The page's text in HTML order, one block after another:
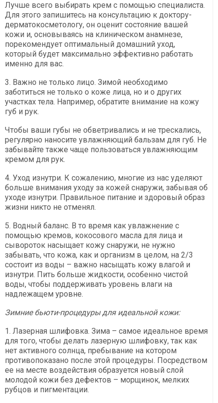
Лучше всего выбирать крем с помощью специалиста.
Для этого запишитесь на консультацию к доктору-
дерматокосметологу, он оценит состояние вашей
кожи и, основываясь на клиническом анамнезе,
порекомендует оптимальный домашний уход,
который будет максимально эффективно работать
именно для вас.
3. Важно не только лицо. Зимой необходимо
заботиться не только о коже лица, но и о других
участках тела. Например, обратите внимание на кожу
губ и рук.
Чтобы ваши губы не обветривались и не трескались,
регулярно наносите увлажняющий бальзам для губ. Не
забывайте также чаще пользоваться увлажняющим
кремом для рук.
4. Уход изнутри. К сожалению, многие из нас уделяют
больше внимания уходу за кожей снаружи, забывая об
уходе изнутри. Правильное питание и здоровый образ
жизни никто не отменял.
5. Водный баланс. В то время как увлажнение с
помощью кремов, кокосового масла для лица и
сывороток насыщает кожу снаружи, не нужно
забывать, что кожа, как и организм в целом, на 2/3
состоит из воды – важно насыщать кожу влагой и
изнутри. Пить больше жидкости, особенно чистой
воды, чтобы поддерживать уровень влаги на
надлежащем уровне.
Зимние бьюти-процедуры для идеальной кожи:
1. Лазерная шлифовка. Зима – самое идеальное время
для того, чтобы делать лазерную шлифовку, так как
нет активного солнца, пребывание на котором
противопоказано после этой процедуры. Посредством
ее на месте воздействия образуется новый слой
молодой кожи без дефектов – морщинок, мелких
рубцов и пигментации.